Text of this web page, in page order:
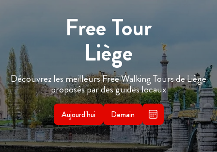
Free Tour
Liège
Découvrez les meilleurs Free Walking Tours de Liège
proposés par des guides locaux
Aujourd'hui Demain